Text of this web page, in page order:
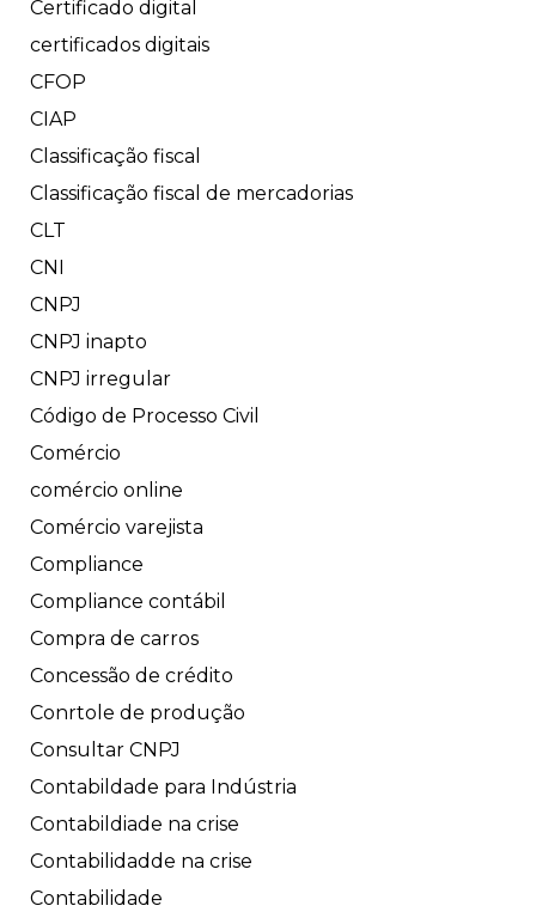
Certificado digital
certificados digitais
CFOP
CIAP
Classificação fiscal
Classificação fiscal de mercadorias
CLT
CNI
CNPJ
CNPJ inapto
CNPJ irregular
Código de Processo Civil
Comércio
comércio online
Comércio varejista
Compliance
Compliance contábil
Compra de carros
Concessão de crédito
Conrtole de produção
Consultar CNPJ
Contabildade para Indústria
Contabildiade na crise
Contabilidadde na crise
Contabilidade